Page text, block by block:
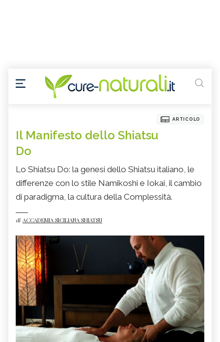
ARTICOLO
Il Manifesto dello Shiatsu
Do
Lo Shiatsu Do: la genesi dello Shiatsu italiano, le
differenze con lo stile Namikoshi e Iokai, il cambio
di paradigma, la cultura della Complessità.
di ACCADEMIA SICILIANA SHIATSU